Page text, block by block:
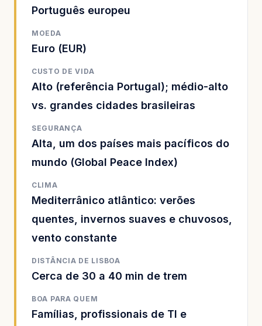
Português europeu
MOEDA
Euro (EUR)
CUSTO DE VIDA
Alto (referência Portugal); médio-alto
vs. grandes cidades brasileiras
SEGURANÇA
Alta, um dos países mais pacíficos do
mundo (Global Peace Index)
CLIMA
Mediterrânico atlântico: verões
quentes, invernos suaves e chuvosos,
vento constante
DISTÂNCIA DE LISBOA
Cerca de 30 a 40 min de trem
BOA PARA QUEM
Famílias, profissionais de TI e